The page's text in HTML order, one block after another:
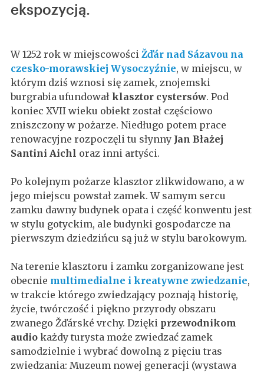
ekspozycją.
W 1252 rok w miejscowości Žďár nad Sázavou na
czesko-morawskiej Wysoczyźnie, w miejscu, w
którym dziś wznosi się zamek, znojemski
burgrabia ufundował klasztor cystersów. Pod
koniec XVII wieku obiekt został częściowo
zniszczony w pożarze. Niedługo potem prace
renowacyjne rozpoczęli tu słynny Jan Błażej
Santini Aichl oraz inni artyści.
Po kolejnym pożarze klasztor zlikwidowano, a w
jego miejscu powstał zamek. W samym sercu
zamku dawny budynek opata i część konwentu jest
w stylu gotyckim, ale budynki gospodarcze na
pierwszym dziedzińcu są już w stylu barokowym.
Na terenie klasztoru i zamku zorganizowane jest
obecnie multimedialne i kreatywne zwiedzanie,
w trakcie którego zwiedzający poznają historię,
życie, twórczość i piękno przyrody obszaru
zwanego Žďárské vrchy. Dzięki przewodnikom
audio każdy turysta może zwiedzać zamek
samodzielnie i wybrać dowolną z pięciu tras
zwiedzania: Muzeum nowej generacji (wystawa